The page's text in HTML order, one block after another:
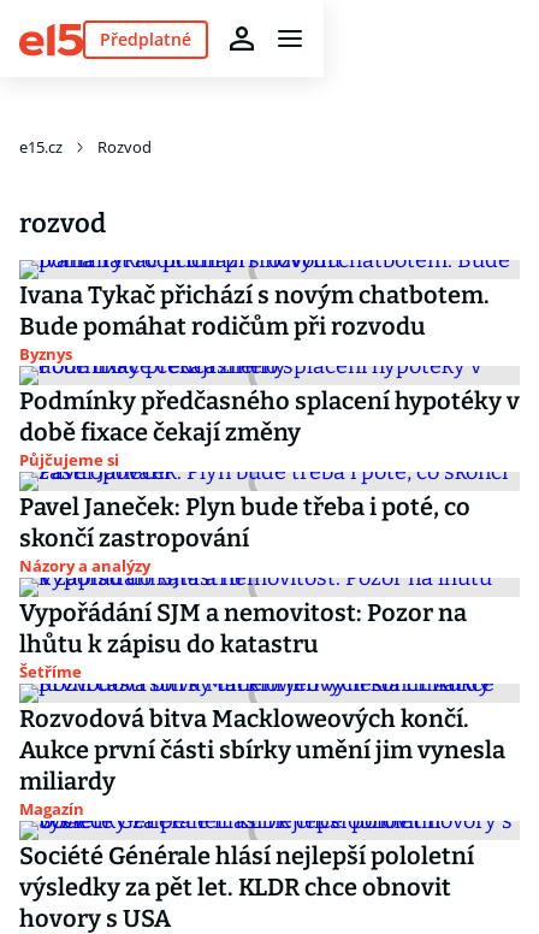
Předplatné
e15.cz Rozvod
rozvod
Ivana Tykač přichází s novým chatbotem.
Bude pomáhat rodičům při rozvodu
Byznys
Podmínky předčasného splacení hypotéky v
době fixace čekají změny
Půjčujeme si
Pavel Janeček: Plyn bude třeba i poté, co
skončí zastropování
Názory a analýzy
Vypořádání SJM a nemovitost: Pozor na
lhůtu k zápisu do katastru
Šetříme
Rozvodová bitva Mackloweových končí.
Aukce první části sbírky umění jim vynesla
miliardy
Magazín
Société Générale hlásí nejlepší pololetní
výsledky za pět let. KLDR chce obnovit
hovory s USA